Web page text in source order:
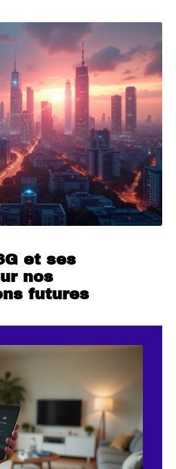
et ses
nos
futures